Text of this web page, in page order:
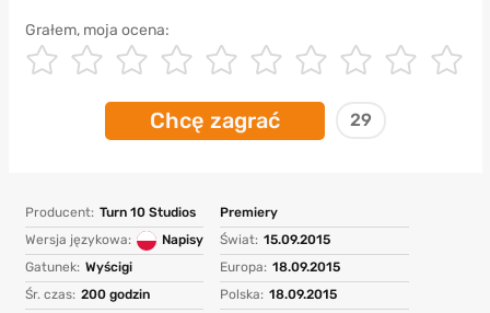
Grałem, moja ocena:
Chcę zagrać 29
Producent: Turn 10 Studios
Wersja językowa:
Napisy
Gatunek: Wyścigi
Śr. czas: 200 godzin
Premiery
Świat: 15.09.2015
Europa: 18.09.2015
Polska: 18.09.2015